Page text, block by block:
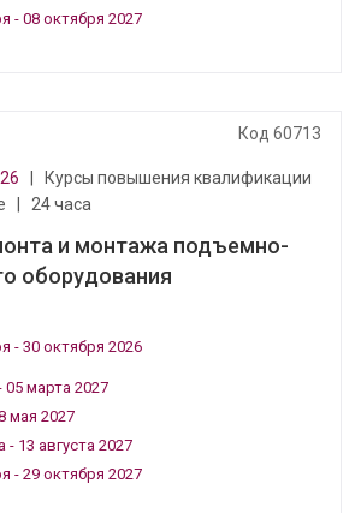
- 08 октября 2027
Код 60713
Курсы повышения квалификации
24 часа
и монтажа подъемно-
оборудования
- 30 октября 2026
05 марта 2027
мая 2027
- 13 августа 2027
- 29 октября 2027